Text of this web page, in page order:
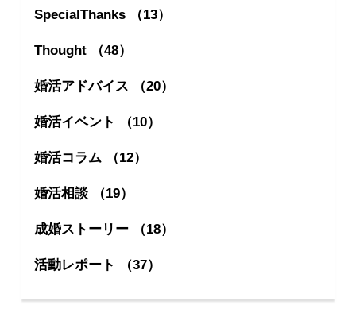
SpecialThanks （13）
Thought （48）
婚活アドバイス （20）
婚活イベント （10）
婚活コラム （12）
婚活相談 （19）
成婚ストーリー （18）
活動レポート （37）